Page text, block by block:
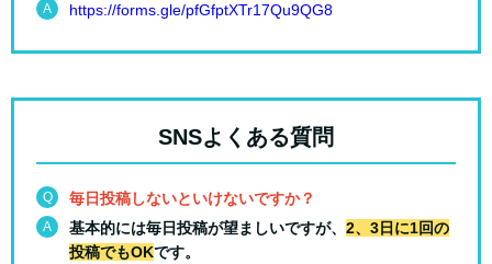
A https://forms.gle/pfGfptXTr17Qu9QG8
SNSよくある質問
Q 毎日投稿しないといけないですか？
A 基本的には毎日投稿が望ましいですが、 2、3日に1回の
投稿でもOKです。